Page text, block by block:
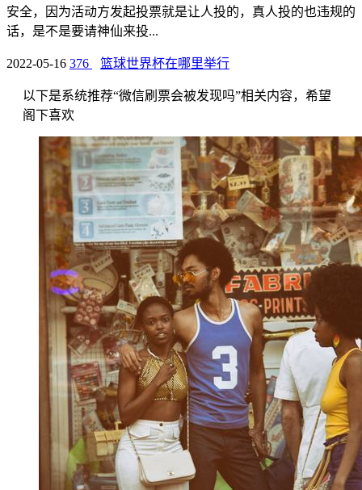
安全，因为活动方发起投票就是让人投的，真人投的也违规的
话，是不是要请神仙来投...
2022-05-16 376 篮球世界杯在哪里举行
以下是系统推荐“微信刷票会被发现吗”相关内容，希望
阁下喜欢